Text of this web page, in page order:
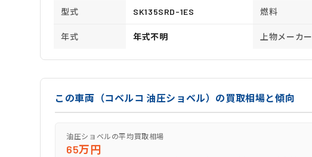
型式 SK135SRD-1ES 燃料
年式 年式不明 上物メーカー
この車両（コベルコ 油圧ショベル）の買取相場と傾向
油圧ショベルの平均買取相場
65万円